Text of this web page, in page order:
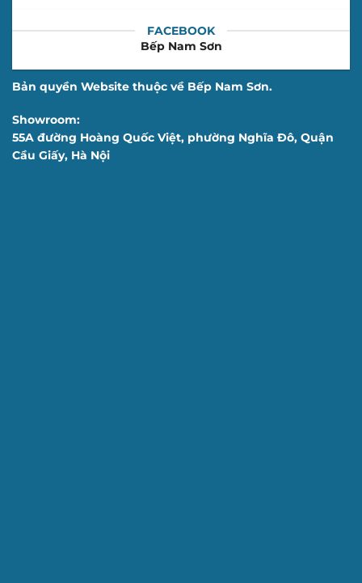
FACEBOOK
Bếp Nam Sơn
Bản quyền Website thuộc về Bếp Nam Sơn.
Showroom:
55A đường Hoàng Quốc Việt, phường Nghĩa Đô, Quận
Cầu Giấy, Hà Nội